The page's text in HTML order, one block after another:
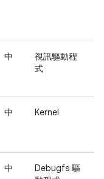
中
視訊驅動程
式
中 Kernel
中
Debugfs 驅